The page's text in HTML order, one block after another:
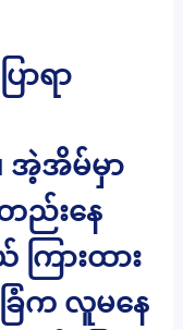
ာရာ
။ အဲ့အိမ်မှာ
ည်းနေ
ြားထား
က လူမနေ